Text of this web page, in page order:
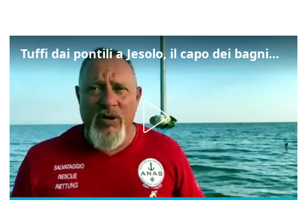
Tuffi dai pontili a Jesolo, il capo dei bagnini: "L'impegno di tutti per evitare altre tragedie"